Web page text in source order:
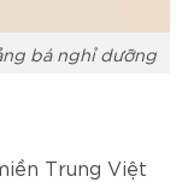
bá nghỉ dưỡng
Trung Việt